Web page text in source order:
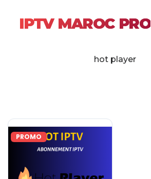
IPTV MAROC PRO
hot player
PROMO